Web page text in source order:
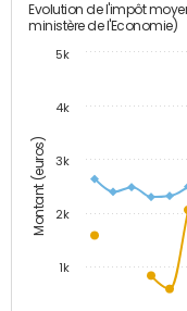
Montant (euros)
Evolution de l'impôt
ministère de l'Economie)
1k
2k
3k
4k
5k